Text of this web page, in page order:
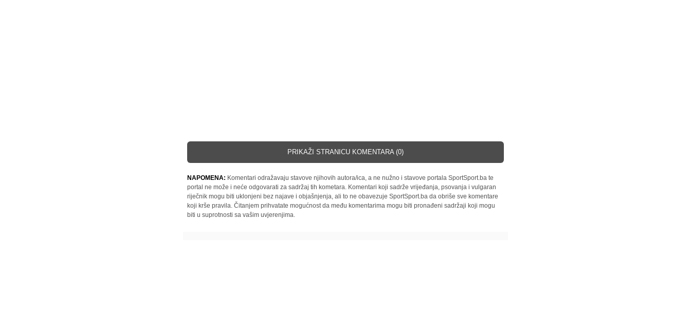
PRIKAŽI STRANICU KOMENTARA (0)
NAPOMENA: Komentari odražavaju stavove njihovih autora/ica, a ne nužno i stavove portala SportSport.ba te
portal ne može i neće odgovarati za sadržaj tih kometara. Komentari koji sadrže vrijeđanja, psovanja i vulgaran
riječnik mogu biti uklonjeni bez najave i objašnjenja, ali to ne obavezuje SportSport.ba da obriše sve komentare
koji krše pravila. Čitanjem prihvatate mogućnost da među komentarima mogu biti pronađeni sadržaji koji mogu
biti u suprotnosti sa vašim uvjerenjima.